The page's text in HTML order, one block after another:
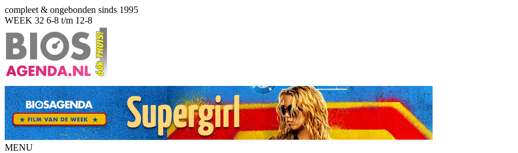
compleet & ongebonden sinds 1995
WEEK 32 6-8 t/m 12-8
MENU